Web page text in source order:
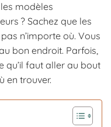
modèles
? Sachez que les
n’importe où. Vous
bon endroit. Parfois,
qu’il faut aller au bout
en trouver.